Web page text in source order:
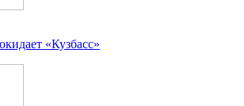
«Кузбасс»